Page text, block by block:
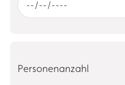
Personenanzahl